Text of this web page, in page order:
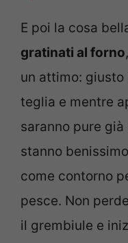
E poi la cosa
gratinati al forno
un attimo:
teglia e mentre
saranno pure
stanno
come contorno
pesce. Non
il grembiule e